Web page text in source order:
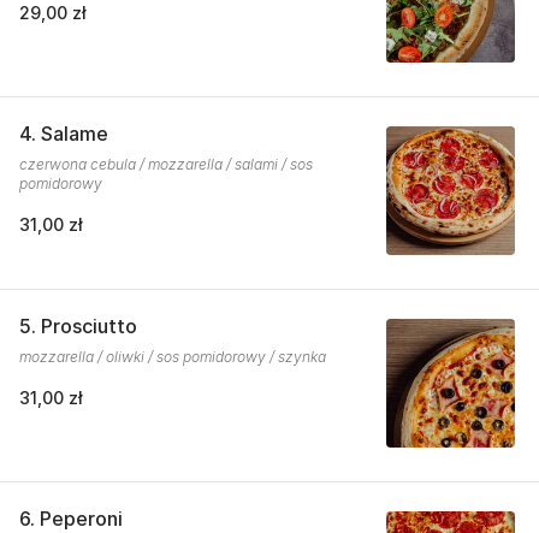
29,00 zł
4. Salame
czerwona cebula / mozzarella / salami / sos
pomidorowy
31,00 zł
5. Prosciutto
mozzarella / oliwki / sos pomidorowy / szynka
31,00 zł
6. Peperoni